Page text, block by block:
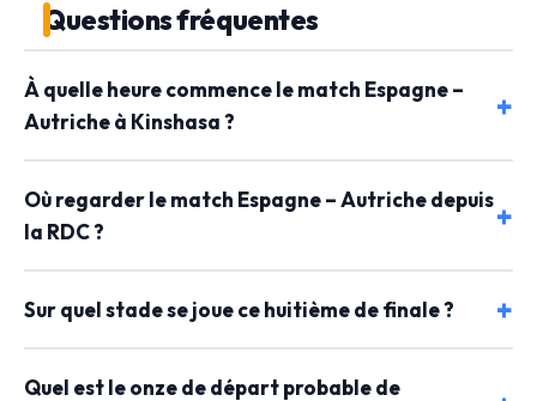
Questions fréquentes
À quelle heure commence le match Espagne –
Autriche à Kinshasa ?
Où regarder le match Espagne – Autriche depuis
la RDC ?
Sur quel stade se joue ce huitième de finale ?
Quel est le onze de départ probable de